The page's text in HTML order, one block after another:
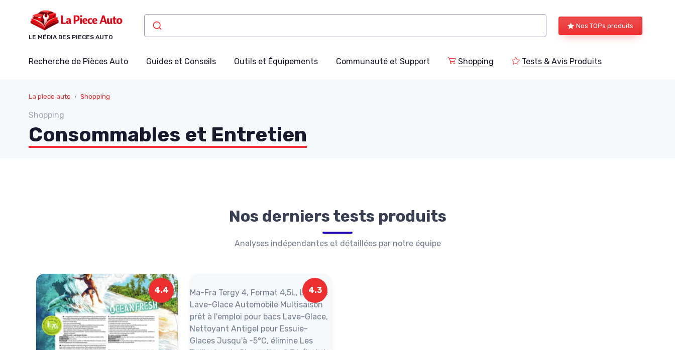
LE MÉDIA DES PIECES AUTO
Nos TOPs produits
Recherche de Pièces Auto Guides et Conseils Outils et Équipements Communauté et Support Shopping Tests & Avis Produits
La piece auto Shopping
Shopping
Consommables et Entretien
Nos derniers tests produits
Analyses indépendantes et détaillées par notre équipe
4.4
Ma-Fra Tergy 4, Format 4,5L, Liquide
Lave-Glace Automobile Multisaison
prêt à l'emploi pour bacs Lave-Glace,
Nettoyant Antigel pour Essuie-
Glaces Jusqu'à -5°C, élimine Les
4.3